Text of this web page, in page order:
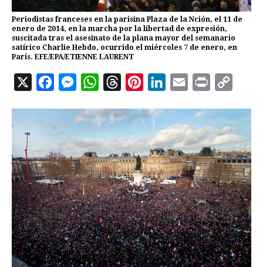
Periodistas franceses en la parisina Plaza de la Nción, el 11 de
enero de 2014, en la marcha por la libertad de expresión,
suscitada tras el asesinato de la plana mayor del semanario
satírico Charlie Hebdo, ocurrido el miércoles 7 de enero, en
París. EFE/EPA/ETIENNE LAURENT
X
b
o
o
k
M
s
s
n
g
e
r
W
a
s
A
p
p
r
e
a
d
s
n
t
e
r
e
s
t
k
e
d
I
n
i
l
n
t
p
y
L
i
n
k